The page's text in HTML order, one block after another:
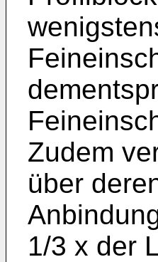
Zudem
über
1/3 x der